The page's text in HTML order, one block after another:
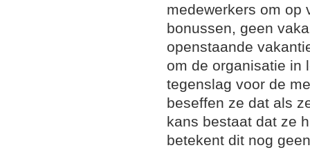
medewerkers om op
bonussen, geen
openstaande
om de organisatie in
tegenslag voor de
beseffen ze dat als
kans bestaat dat ze
betekent dit nog